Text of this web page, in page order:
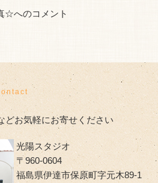
☆へのコメント
どお気軽にお寄せください
光陽スタジオ
〒960-0604
福島県伊達市保原町字元木89-1